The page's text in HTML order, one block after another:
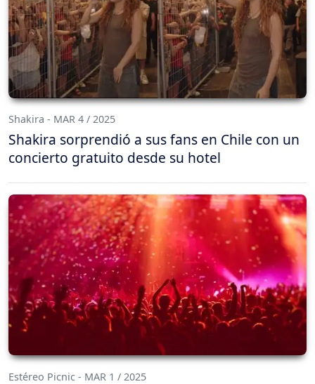
Shakira - MAR 4 / 2025
Shakira sorprendió a sus fans en Chile con un
concierto gratuito desde su hotel
Estéreo Picnic - MAR 1 / 2025